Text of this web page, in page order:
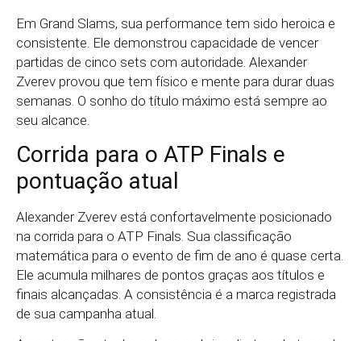
Em Grand Slams, sua performance tem sido heroica e
consistente. Ele demonstrou capacidade de vencer
partidas de cinco sets com autoridade. Alexander
Zverev provou que tem físico e mente para durar duas
semanas. O sonho do título máximo está sempre ao
seu alcance.
Corrida para o ATP Finals e
pontuação atual
Alexander Zverev está confortavelmente posicionado
na corrida para o ATP Finals. Sua classificação
matemática para o evento de fim de ano é quase certa.
Ele acumula milhares de pontos graças aos títulos e
finais alcançadas. A consistência é a marca registrada
de sua campanha atual.